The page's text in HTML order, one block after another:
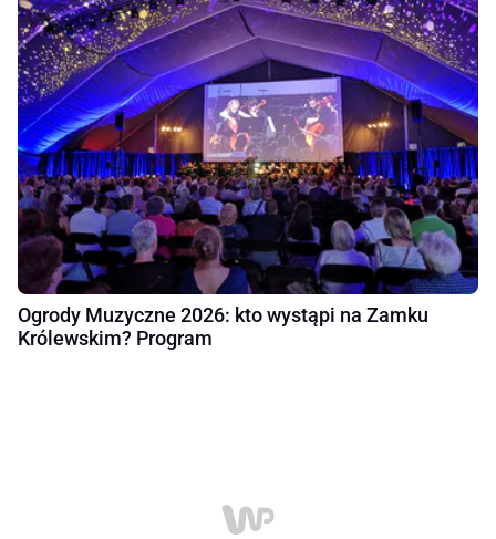
Ogrody Muzyczne 2026: kto wystąpi na Zamku
Królewskim? Program